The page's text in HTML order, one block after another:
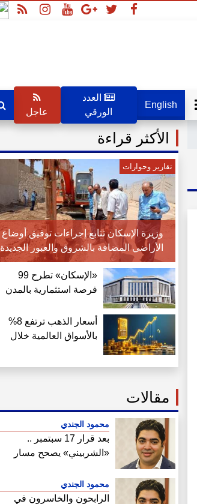
English
العدد
الورقي
عاجل
الأكثر قراءة
تقارير وحوارات
وزيرة الإسكان تتابع إجراءات توفيق أوضاع
الأراضي المضافة بالشروق والعبور الجديدة
«الإسكان» تطرح 99
فرصة استثمارية بالمدن
طلبات من الشركات
الأجنبية
أسعار الذهب ترتفع 8%
بالأسواق العالمية خلال
مقالات
محمود الجندي
بعد قرار 17 سبتمبر ..
«الشربيني» يصحح مسار
محمود الجندي
الرابحون والخاسرون في